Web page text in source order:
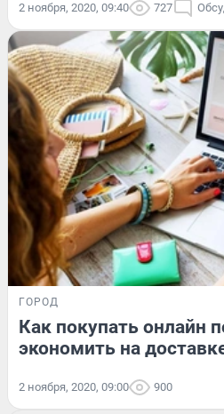
2 ноября, 2020, 09:40 727
ГОРОД
Как покупать онлайн
экономить на
2 ноября, 2020, 09:00 900